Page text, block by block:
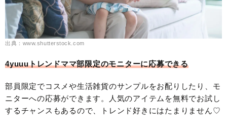
出典：www.shutterstock.com
4yuuuトレンドママ部限定のモニターに応募できる
部員限定でコスメや生活雑貨のサンプルをお配りしたり、モ
ニターへの応募ができます。人気のアイテムを無料でお試し
するチャンスもあるので、トレンド好きにはたまりません♡